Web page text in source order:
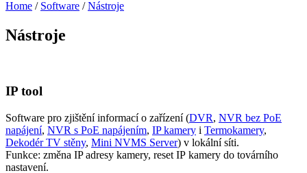
Home / Software / Nástroje
Nástroje
IP tool
Software pro zjištění informací o zařízení (DVR, NVR bez PoE
napájení, NVR s PoE napájením, IP kamery i Termokamery,
Dekodér TV stěny, Mini NVMS Server) v lokální síti.
Funkce: změna IP adresy kamery, reset IP kamery do továrního
nastavení.